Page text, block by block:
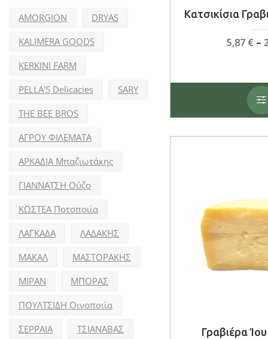
AMORGION
DRYAS
KALIMERA GOODS
KERKINI FARM
PELLA'S Delicacies
SARY
THE BEE BROS
ΑΓΡΟΥ ΦΙΛΕΜΑΤΑ
ΑΡΚΑΔΙΑ Μπαζιωτάκης
ΓΙΑΝΝΑΤΣΗ Ούζο
ΚΩΣΤΕΑ Ποτοποιϊα
ΛΑΓΚΑΔΑ
ΛΑΔΑΚΗΣ
ΜΑΚΑΛ
ΜΑΣΤΟΡΑΚΗΣ
ΜΙΡΑΝ
ΜΠΟΡΑΣ
ΠΟΥΛΤΣΙΔΗ Οινοποιϊα
ΣΕΡΡΑΙΑ
ΤΣΙΑΝΑΒΑΣ
Κατσικίσια
5,87 € –
Γραβιέρα